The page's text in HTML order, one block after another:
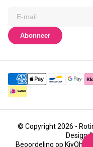
Abonneer
© Copyright 2026 -
Design
Beoordeling op KiyOh